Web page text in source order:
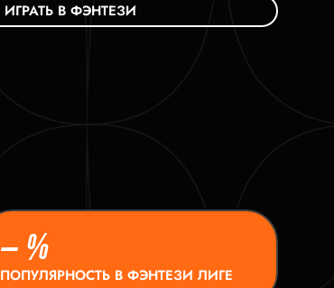
ИГРАТЬ В ФЭНТЕЗИ
– %
ПОПУЛЯРНОСТЬ В ФЭНТЕЗИ ЛИГЕ